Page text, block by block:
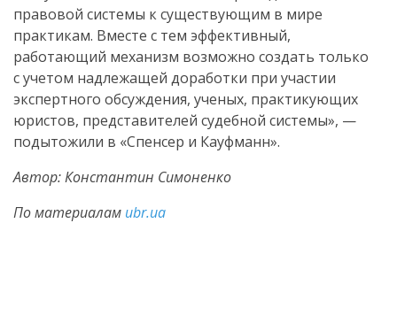
правовой системы к существующим в мире
практикам. Вместе с тем эффективный,
работающий механизм возможно создать только
с учетом надлежащей доработки при участии
экспертного обсуждения, ученых, практикующих
юристов, представителей судебной системы», —
подытожили в «Спенсер и Кауфманн».
Автор: Константин Симоненко
По материалам ubr.ua